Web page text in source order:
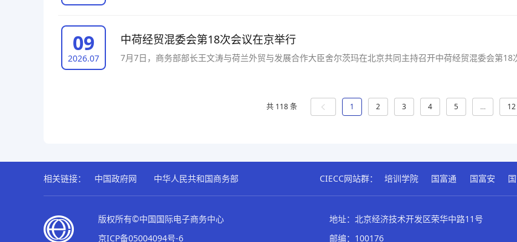
09
2026.07
中荷经贸混委会第18次会议在京举行
7月7日，商务部部长王文涛与荷兰外贸与发展合作大臣舍尔茨玛在北京共同主持召开中荷经贸混委会第18
共 118 条 1 2 3 4 5 ... 12
相关链接： 中国政府网 中华人民共和国商务部 CIECC网站群： 培训学院 国富通 国富安
版权所有©中国国际电子商务中心
地址：北京经济技术开发区荣华中路11号
京ICP备05004094号-6
邮编：100176